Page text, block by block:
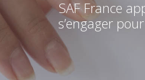
13 May 2026, 2:30
Ireland
SAF France
s’engager